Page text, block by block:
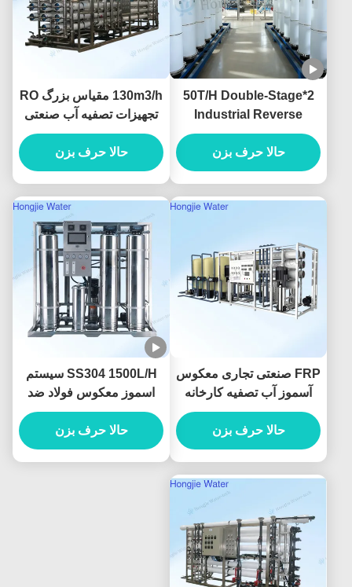
2*50T/H Double-Stage
Industrial Reverse
Osmosis Water System
Produced For Ultrapure
Water
حالا حرف بزن
130m3/h مقیاس بزرگ RO
تجهیزات تصفیه آب صنعتی
380V/220V
حالا حرف بزن
FRP صنعتی تجاری معکوس
آسموز آب تصفیه کارخانه
سفارشی
حالا حرف بزن
SS304 1500L/H سیستم
اسموز معکوس فولاد ضد
زنگ برای تصفیه آب مواد
غذایی و نوشیدنی
حالا حرف بزن